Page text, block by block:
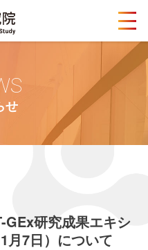
メ
ニ
ュ
ー
ボ
せ
研究成果エキシ
月7日）について